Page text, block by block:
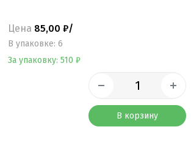
Цена 85,00 ₽/
B упаковке: 6
За упаковку: 510 ₽
В корзину